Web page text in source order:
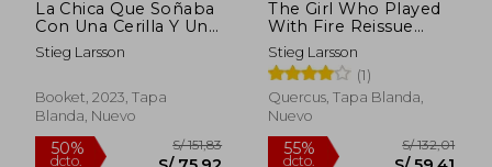
La Chica Que Soñaba
Con Una Cerilla Y Un
Bidón de gasolina
Stieg Larsson
Booket, 2023, Tapa
Blanda, Nuevo
The Girl Who Played
With Fire Reissue
(Millennium Series)
Stieg Larsson
(1)
Quercus, Tapa Blanda,
Nuevo